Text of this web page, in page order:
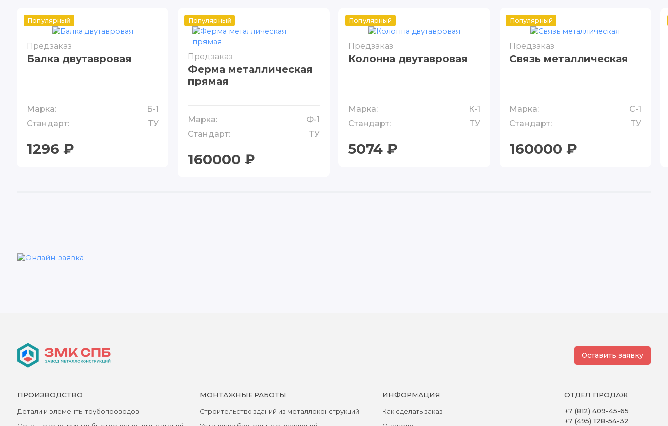
Популярный
Предзаказ
Балка двутавровая
Марка:
Б-1
Стандарт:
ТУ
1296 ₽
Популярный
Предзаказ
Ферма металлическая
прямая
Марка:
Ф-1
Стандарт:
ТУ
160000 ₽
Популярный
Предзаказ
Колонна двутавровая
Марка:
К-1
Стандарт:
ТУ
5074 ₽
Популярный
Предзаказ
Связь металлическая
Марка:
С-1
Стандарт:
ТУ
160000 ₽
Оставить заявку
ПРОИЗВОДСТВО
Детали и элементы трубопроводов
МОНТАЖНЫЕ РАБОТЫ
Строительство зданий из металлоконструкций
ИНФОРМАЦИЯ
Как сделать заказ
ОТДЕЛ ПРОДАЖ
+7 (812) 409-45-65
+7 (495) 128-54-32